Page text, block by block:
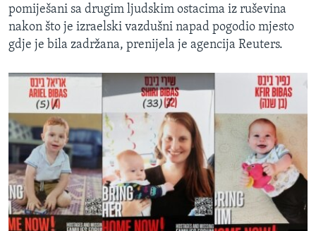
pomiješani sa drugim ljudskim ostacima iz ruševina
nakon što je izraelski vazdušni napad pogodio mjesto
gdje je bila zadržana, prenijela je agencija Reuters.